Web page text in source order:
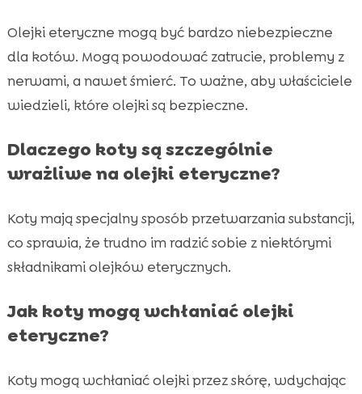
Olejki eteryczne mogą być bardzo niebezpieczne
dla kotów. Mogą powodować zatrucie, problemy z
nerwami, a nawet śmierć. To ważne, aby właściciele
wiedzieli, które olejki są bezpieczne.
Dlaczego koty są szczególnie
wrażliwe na olejki eteryczne?
Koty mają specjalny sposób przetwarzania substancji,
co sprawia, że trudno im radzić sobie z niektórymi
składnikami olejków eterycznych.
Jak koty mogą wchłaniać olejki
eteryczne?
Koty mogą wchłaniać olejki przez skórę, wdychając